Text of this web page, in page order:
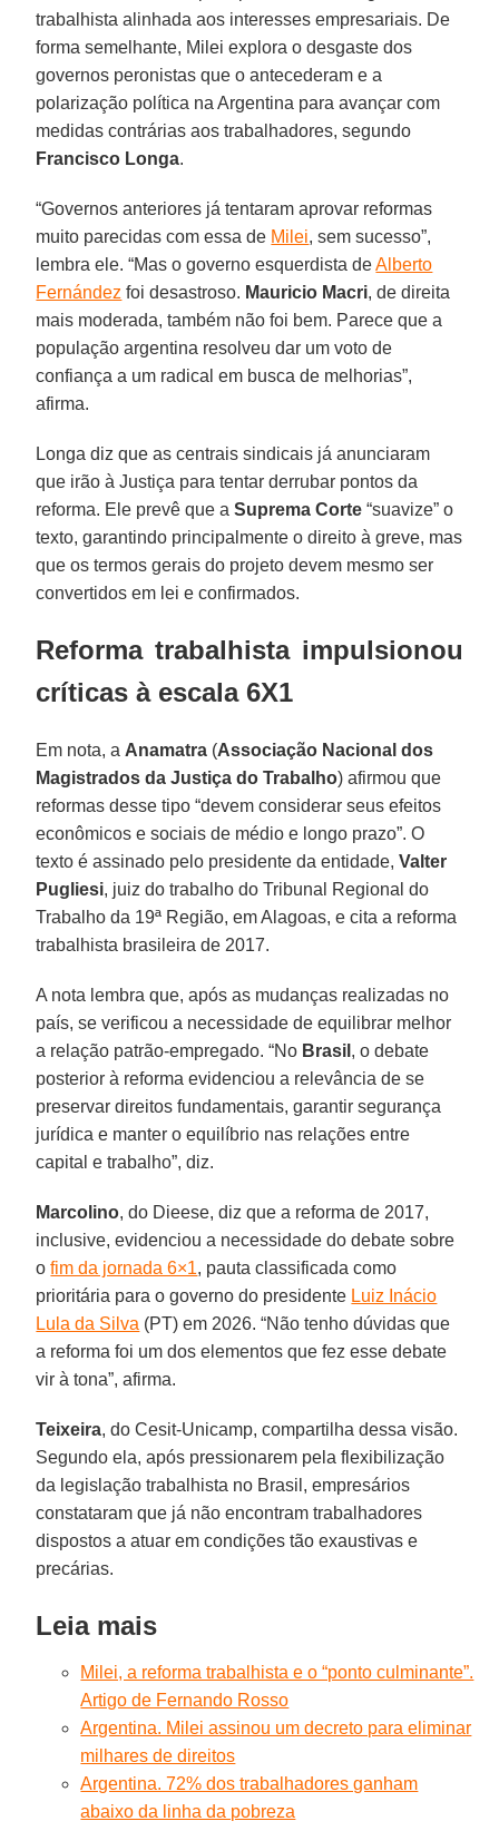
trabalhista alinhada aos interesses empresariais. De
forma semelhante, Milei explora o desgaste dos
governos peronistas que o antecederam e a
polarização política na Argentina para avançar com
medidas contrárias aos trabalhadores, segundo
Francisco Longa.
“Governos anteriores já tentaram aprovar reformas
muito parecidas com essa de Milei, sem sucesso”,
lembra ele. “Mas o governo esquerdista deAlberto
Fernández foi desastroso. Mauricio Macri, de direita
mais moderada, também não foi bem. Parece que a
população argentina resolveu dar um voto de
confiança a um radical em busca de melhorias”,
afirma.
Longa diz que as centrais sindicais já anunciaram
que irão à Justiça para tentar derrubar pontos da
reforma. Ele prevê que aSuprema Corte “suavize” o
texto, garantindo principalmente o direito à greve, mas
que os termos gerais do projeto devem mesmo ser
convertidos em lei e confirmados.
Reforma trabalhista impulsionou
críticas à escala 6X1
Em nota, a Anamatra (Associação Nacional dos
Magistrados da Justiça do Trabalho) afirmou que
reformas desse tipo “devem considerar seus efeitos
econômicos e sociais de médio e longo prazo”. O
texto é assinado pelo presidente da entidade,Valter
Pugliesi, juiz do trabalho do Tribunal Regional do
Trabalho da 19ª Região, em Alagoas, e cita a reforma
trabalhista brasileira de 2017.
A nota lembra que, após as mudanças realizadas no
país, se verificou a necessidade de equilibrar melhor
a relação patrão-empregado. “No Brasil , o debate
posterior à reforma evidenciou a relevância de se
preservar direitos fundamentais, garantir segurança
jurídica e manter o equilíbrio nas relações entre
capital e trabalho”, diz.
Marcolino, do Dieese, diz que a reforma de 2017,
inclusive, evidenciou a necessidade do debate sobre
ofim da jornada 6×1, pauta classificada como
prioritária para o governo do presidente Luiz Inácio
Lula da Silva (PT) em 2026. “Não tenho dúvidas que
a reforma foi um dos elementos que fez esse debate
vir à tona”, afirma.
Teixeira, do Cesit-Unicamp, compartilha dessa visão.
Segundo ela, após pressionarem pela flexibilização
da legislação trabalhista no Brasil, empresários
constataram que já não encontram trabalhadores
dispostos a atuar em condições tão exaustivas e
precárias.
Leia mais
Milei, a reforma trabalhista e o “ponto culminante”.
Artigo de Fernando Rosso
Argentina. Milei assinou um decreto para eliminar
milhares de direitos
Argentina. 72% dos trabalhadores ganham
abaixo da linha da pobreza